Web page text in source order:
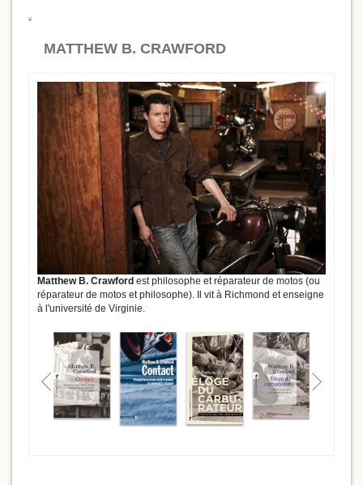
MATTHEW B. CRAWFORD
Matthew B. Crawford est philosophe et réparateur de motos (ou
réparateur de motos et philosophe). Il vit à Richmond et enseigne
à l'université de Virginie.